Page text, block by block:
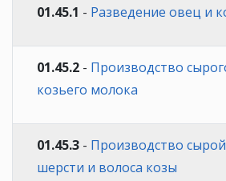
01.45.1 - Разведение овец и
01.45.2 - Производство
козьего молока
01.45.3 - Производство
шерсти и волоса козы